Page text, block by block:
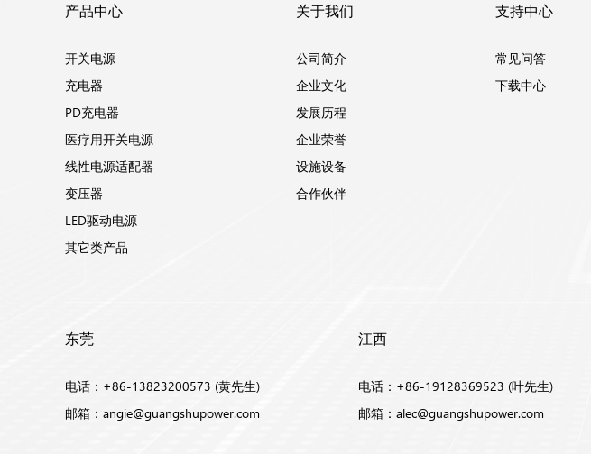
产品中心
开关电源
充电器
PD充电器
医疗用开关电源
线性电源适配器
变压器
LED驱动电源
其它类产品
关于我们
公司简介
企业文化
发展历程
企业荣誉
设施设备
合作伙伴
支持中心
常见问答
下载中心
东莞
电话：+86-13823200573 (黄先生)
邮箱： angie@guangshupower.com
江西
电话：+86-19128369523 (叶先生)
邮箱： alec@guangshupower.com